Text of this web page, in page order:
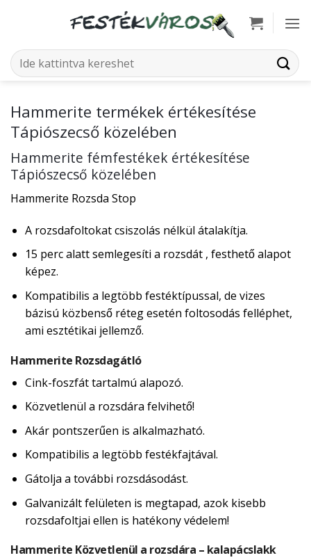
Keresés
a
Hammerite termékek értékesítése
Tápiószecső közelében
Hammerite fémfestékek értékesítése
Tápiószecső közelében
Hammerite Rozsda Stop
A rozsdafoltokat csiszolás nélkül átalakítja.
15 perc alatt semlegesíti a rozsdát , festhető alapot
képez.
Kompatibilis a legtöbb festéktípussal, de vizes
bázisú közbenső réteg esetén foltosodás felléphet,
ami esztétikai jellemző.
Hammerite Rozsdagátló
Cink-foszfát tartalmú alapozó.
Közvetlenül a rozsdára felvihető!
Akár pontszerűen is alkalmazható.
Kompatibilis a legtöbb festékfajtával.
Gátolja a további rozsdásodást.
Galvanizált felületen is megtapad, azok kisebb
rozsdafoltjai ellen is hatékony védelem!
Hammerite Közvetlenül a rozsdára – kalapácslakk